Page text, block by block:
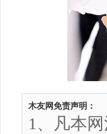
木友网免责声明：
1、凡本